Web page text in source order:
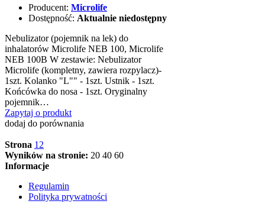
Producent: Microlife
Dostępność: Aktualnie niedostępny
Nebulizator (pojemnik na lek) do
inhalatorów Microlife NEB 100, Microlife
NEB 100B W zestawie: Nebulizator
Microlife (kompletny, zawiera rozpylacz)-
1szt. Kolanko "L"" - 1szt. Ustnik - 1szt.
Końcówka do nosa - 1szt. Oryginalny
pojemnik…
Zapytaj o produkt
dodaj do porównania
Strona 1 2
Wyników na stronie: 20 40 60
Informacje
Regulamin
Polityka prywatności